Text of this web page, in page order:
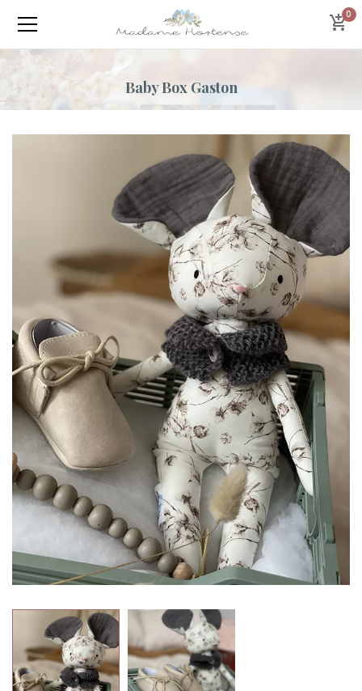
0
Baby Box Gaston